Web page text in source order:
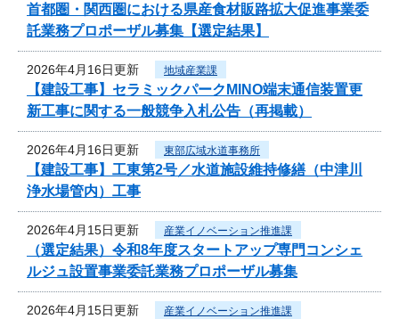
首都圏・関西圏における県産食材販路拡大促進事業委
託業務プロポーザル募集【選定結果】
2026年4月16日更新 地域産業課
【建設工事】セラミックパークMINO端末通信装置更
新工事に関する一般競争入札公告（再掲載）
2026年4月16日更新 東部広域水道事務所
【建設工事】工東第2号／水道施設維持修繕（中津川
浄水場管内）工事
2026年4月15日更新 産業イノベーション推進課
（選定結果）令和8年度スタートアップ専門コンシェ
ルジュ設置事業委託業務プロポーザル募集
2026年4月15日更新 産業イノベーション推進課